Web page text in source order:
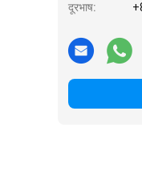
दूरभाष: